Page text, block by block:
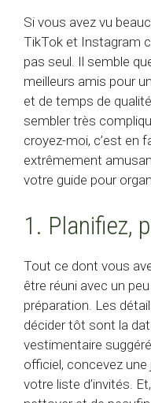
Si vous avez vu
TikTok et Instagram
pas seul. Il semble
meilleurs amis pour
et de temps de
sembler très
croyez-moi, c’est en
extrêmement
votre guide pour
1. Planifiez,
Tout ce dont vous
être réuni avec un
préparation. Les
décider tôt sont la
vestimentaire
officiel, concevez
votre liste d’invités.